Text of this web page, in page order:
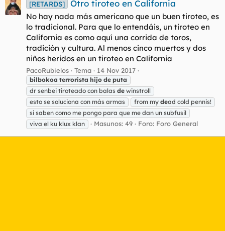
[RETARDS] Otro tiroteo en California
No hay nada más americano que un buen tiroteo, es
lo tradicional. Para que lo entendáis, un tiroteo en
California es como aquí una corrida de toros,
tradición y cultura. Al menos cinco muertos y dos
niños heridos en un tiroteo en California
PacoRubielos Tema 14 Nov 2017
bilbokoa terrorista hijo de puta
dr senbei tiroteado con balas de winstroll
esto se soluciona con más armas
from my dead cold pennis!
si saben como me pongo para que me dan un subfusil
viva el ku klux klan
Masunos: 49 Foro: Foro General